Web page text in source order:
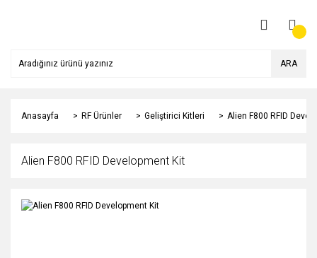
ARA
Anasayfa RF Ürünler Geliştirici Kitleri Alien F800 RFID
Alien F800 RFID Development Kit